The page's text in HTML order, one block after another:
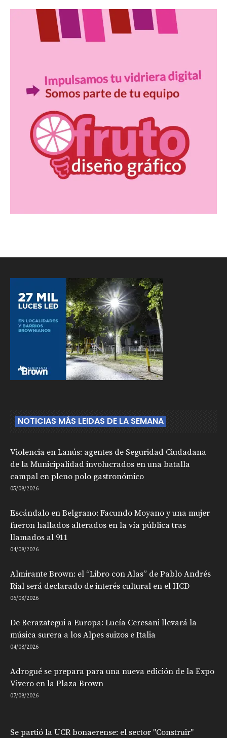
NOTICIAS MÁS LEIDAS DE LA SEMANA
Violencia en Lanús: agentes de Seguridad Ciudadana
de la Municipalidad involucrados en una batalla
campal en pleno polo gastronómico
05/08/2026
Escándalo en Belgrano: Facundo Moyano y una mujer
fueron hallados alterados en la vía pública tras
llamados al 911
04/08/2026
Almirante Brown: el “Libro con Alas” de Pablo Andrés
Rial será declarado de interés cultural en el HCD
06/08/2026
De Berazategui a Europa: Lucía Ceresani llevará la
música surera a los Alpes suizos e Italia
04/08/2026
Adrogué se prepara para una nueva edición de la Expo
Vivero en la Plaza Brown
07/08/2026
Se partió la UCR bonaerense: el sector "Construir"